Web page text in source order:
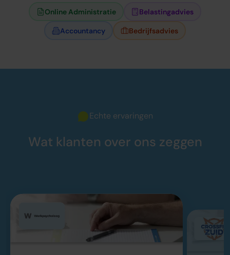
Online Administratie Belastingadvies
Accountancy Bedrijfsadvies
Echte ervaringen
Wat klanten over ons zeggen